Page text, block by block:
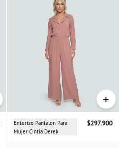
+
Enterizo Pantalon Para
Mujer Cintia Derek
$297.900